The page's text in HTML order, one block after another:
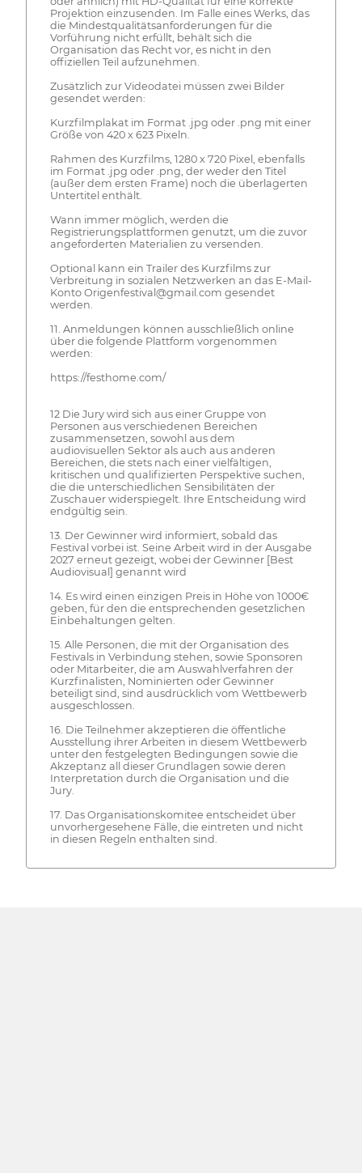
Projektion einzusenden. Im Falle eines Werks, das
die Mindestqualitätsanforderungen für die
Vorführung nicht erfüllt, behält sich die
Organisation das Recht vor, es nicht in den
offiziellen Teil aufzunehmen.
Zusätzlich zur Videodatei müssen zwei Bilder
gesendet werden:
Kurzfilmplakat im Format .jpg oder .png mit einer
Größe von 420 x 623 Pixeln.
Rahmen des Kurzfilms, 1280 x 720 Pixel, ebenfalls
im Format .jpg oder .png, der weder den Titel
(außer dem ersten Frame) noch die überlagerten
Untertitel enthält.
Wann immer möglich, werden die
Registrierungsplattformen genutzt, um die zuvor
angeforderten Materialien zu versenden.
Optional kann ein Trailer des Kurzfilms zur
Verbreitung in sozialen Netzwerken an das E-Mail-
Konto Origenfestival@gmail.com gesendet
werden.
11. Anmeldungen können ausschließlich online
über die folgende Plattform vorgenommen
werden:
https://festhome.com/
12 Die Jury wird sich aus einer Gruppe von
Personen aus verschiedenen Bereichen
zusammensetzen, sowohl aus dem
audiovisuellen Sektor als auch aus anderen
Bereichen, die stets nach einer vielfältigen,
kritischen und qualifizierten Perspektive suchen,
die die unterschiedlichen Sensibilitäten der
Zuschauer widerspiegelt. Ihre Entscheidung wird
endgültig sein.
13. Der Gewinner wird informiert, sobald das
Festival vorbei ist. Seine Arbeit wird in der Ausgabe
2027 erneut gezeigt, wobei der Gewinner [Best
Audiovisual] genannt wird
14. Es wird einen einzigen Preis in Höhe von 1000€
geben, für den die entsprechenden gesetzlichen
Einbehaltungen gelten.
15. Alle Personen, die mit der Organisation des
Festivals in Verbindung stehen, sowie Sponsoren
oder Mitarbeiter, die am Auswahlverfahren der
Kurzfinalisten, Nominierten oder Gewinner
beteiligt sind, sind ausdrücklich vom Wettbewerb
ausgeschlossen.
16. Die Teilnehmer akzeptieren die öffentliche
Ausstellung ihrer Arbeiten in diesem Wettbewerb
unter den festgelegten Bedingungen sowie die
Akzeptanz all dieser Grundlagen sowie deren
Interpretation durch die Organisation und die
Jury.
17. Das Organisationskomitee entscheidet über
unvorhergesehene Fälle, die eintreten und nicht
in diesen Regeln enthalten sind.